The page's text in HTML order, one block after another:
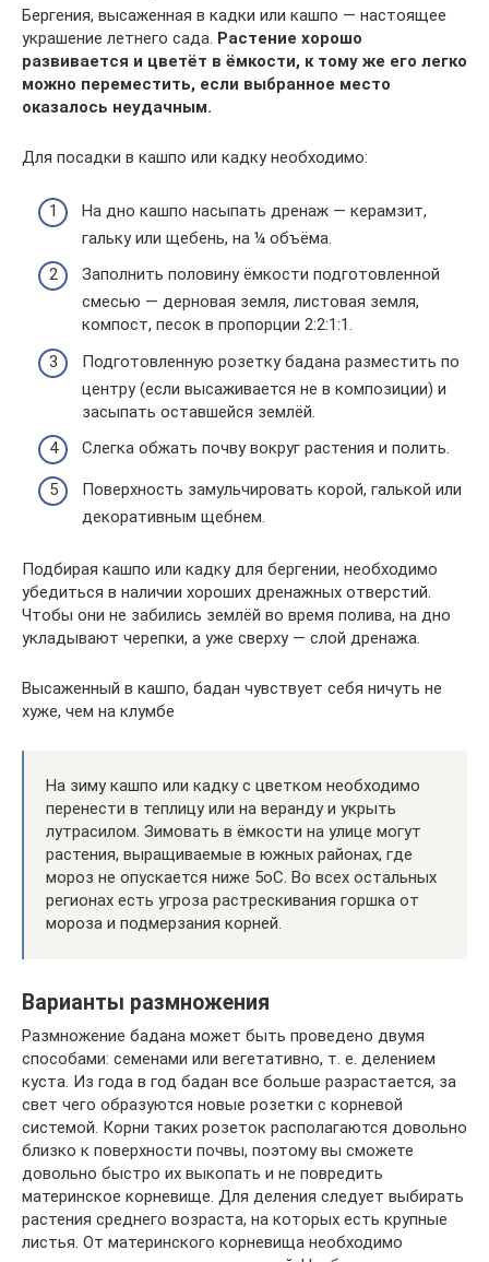
Бергения, высаженная в кадки или кашпо — настоящее
украшение летнего сада. Растение хорошо
развивается и цветёт в ёмкости, к тому же его легко
можно переместить, если выбранное место
оказалось неудачным.
Для посадки в кашпо или кадку необходимо:
На дно кашпо насыпать дренаж — керамзит,
гальку или щебень, на ¼ объёма.
Заполнить половину ёмкости подготовленной
смесью — дерновая земля, листовая земля,
компост, песок в пропорции 2:2:1:1.
Подготовленную розетку бадана разместить по
центру (если высаживается не в композиции) и
засыпать оставшейся землёй.
Слегка обжать почву вокруг растения и полить.
Поверхность замульчировать корой, галькой или
декоративным щебнем.
Подбирая кашпо или кадку для бергении, необходимо
убедиться в наличии хороших дренажных отверстий.
Чтобы они не забились землёй во время полива, на дно
укладывают черепки, а уже сверху — слой дренажа.
Высаженный в кашпо, бадан чувствует себя ничуть не
хуже, чем на клумбе
На зиму кашпо или кадку с цветком необходимо
перенести в теплицу или на веранду и укрыть
лутрасилом. Зимовать в ёмкости на улице могут
растения, выращиваемые в южных районах, где
мороз не опускается ниже 5оС. Во всех остальных
регионах есть угроза растрескивания горшка от
мороза и подмерзания корней.
Варианты размножения
Размножение бадана может быть проведено двумя
способами: семенами или вегетативно, т. е. делением
куста. Из года в год бадан все больше разрастается, за
свет чего образуются новые розетки с корневой
системой. Корни таких розеток располагаются довольно
близко к поверхности почвы, поэтому вы сможете
довольно быстро их выкопать и не повредить
материнское корневище. Для деления следует выбирать
растения среднего возраста, на которых есть крупные
листья. От материнского корневища необходимо